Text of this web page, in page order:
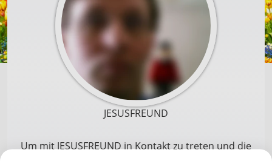
JESUSFREUND
Um mit JESUSFREUND in Kontakt zu treten und die